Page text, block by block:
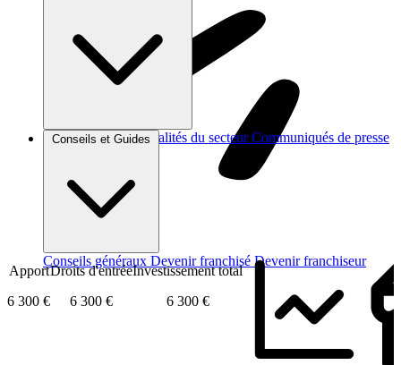
Brèves et actus Actualités du secteur Communiqués de presse
Conseils et Guides
Conseils généraux Devenir franchisé Devenir franchiseur
Apport
6 300 €
Droits d'entrée
6 300 €
Investissement total
6 300 €